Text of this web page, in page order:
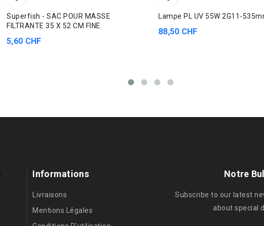
Superfish - SAC POUR MASSE
FILTRANTE 35 X 52 CM FINE
5,60 CHF
Lampe PL UV 55W 2G11-
88,50 CHF
Informations
Livraisons
Mentions Légales
Notre
Subscribe to our latest
about special